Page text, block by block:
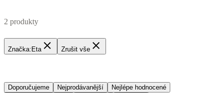
2 produkty
Značka: Eta Zrušit vše
Doporučujeme Nejprodávanější
Nejlépe hodnocené